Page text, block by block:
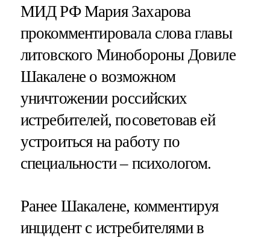
МИД РФ Мария Захарова
прокомментировала слова главы
литовского Минобороны Довиле
Шакалене о возможном
уничтожении российских
истребителей, посоветовав ей
устроиться на работу по
специальности – психологом.
Ранее Шакалене, комментируя
инцидент с истребителями в